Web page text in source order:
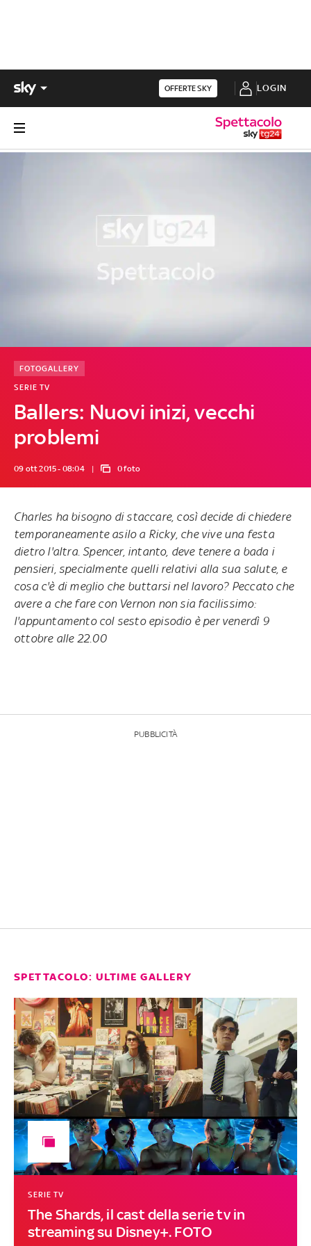
OFFERTE SKY LOGIN
Ballers: Nuovi inizi, vecchi
problemi
SERIE TV
FOTOGALLERY
09 ott 2015 - 08:04 0 foto
Charles ha bisogno di staccare, così decide di chiedere
temporaneamente asilo a Ricky, che vive una festa
dietro l'altra. Spencer, intanto, deve tenere a bada i
pensieri, specialmente quelli relativi alla sua salute, e
cosa c'è di meglio che buttarsi nel lavoro? Peccato che
avere a che fare con Vernon non sia facilissimo:
l'appuntamento col sesto episodio è per venerdì 9
ottobre alle 22.00
PUBBLICITÀ
SPETTACOLO: ULTIME GALLERY
The Shards, il cast della serie tv in
streaming su Disney+. FOTO
SERIE TV